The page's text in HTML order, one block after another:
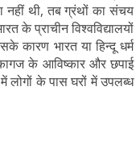
नहीं थी, तब ग्रंथों का संचय
के प्राचीन विश्वविद्यालयों
कारण भारत या हिन्दू धर्म
के आविष्कार और छपाई
के पास घरों में उपलब्ध